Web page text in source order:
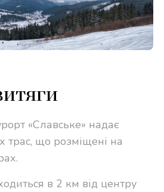
«Славське» надає
трас, що розміщені на
в 2 км від центру